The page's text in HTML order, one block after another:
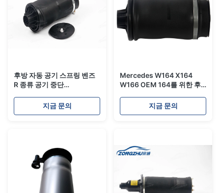
후방 자동 공기 스프링 벤즈
R 종류 공기 중단
지금 문의
Mercedes W164 X164
W166 OEM 164를 위한 후
지금 문의